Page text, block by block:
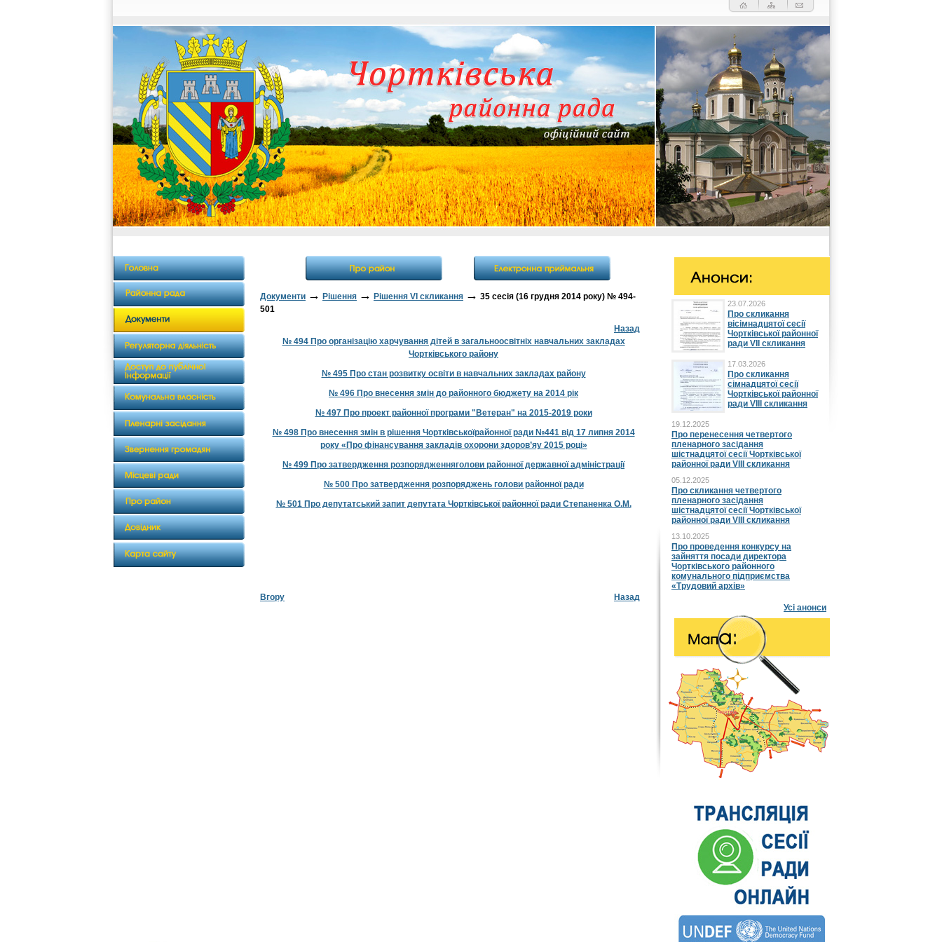
Документи → Рішення → Рішення VI скликання → 35 сесія (16 грудня 2014 року) № 494-
501
Назад
№ 494 Про організацію харчування дітей в загальноосвітніх навчальних закладах
Чортківського району
№ 495 Про стан розвитку освіти в навчальних закладах району
№ 496 Про внесення змін до районного бюджету на 2014 рік
№ 497 Про проект районної програми "Ветеран" на 2015-2019 роки
№ 498 Про внесення змін в рішення Чортківськоїрайонної ради №441 від 17 липня 2014
року «Про фінансування закладів охорони здоров’яу 2015 році»
№ 499 Про затвердження розпорядженняголови районної державної адміністрації
№ 500 Про затвердження розпоряджень голови районної ради
№ 501 Про депутатський запит депутата Чортківської районної ради Степаненка О.М.
Вгору Назад
23.07.2026
Про скликання
вісімнадцятої сесії
Чортківської районної
ради VII скликання
17.03.2026
Про скликання
сімнадцятої сесії
Чортківської районної
ради VIII скликання
19.12.2025
Про перенесення четвертого
пленарного засідання
шістнадцятої сесії Чортківської
районної ради VIII скликання
05.12.2025
Про скликання четвертого
пленарного засідання
шістнадцятої сесії Чортківської
районної ради VIII скликання
13.10.2025
Про проведення конкурсу на
зайняття посади директора
Чортківського районного
комунального підприємства
«Трудовий архів»
Усі анонси